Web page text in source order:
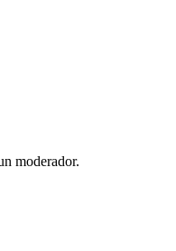
moderador.